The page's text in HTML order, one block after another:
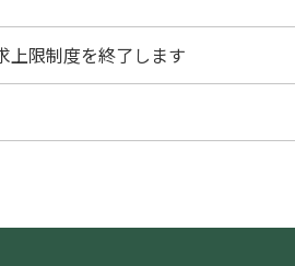
上限制度を終了します